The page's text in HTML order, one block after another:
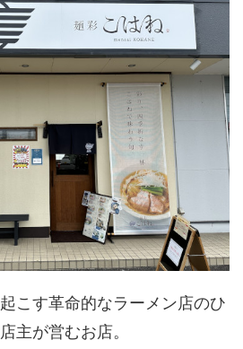
こす革命的なラーメン店のひ
主が営むお店。